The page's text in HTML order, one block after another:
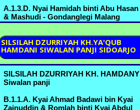
B.3.5.C. Muchammad Nur bin Mustofa
& Umi Kulsum bin Thoyyib B.6.1.B.
B.3.5.D. Nyai Mas Khodijah binti
Mustofa & Kyai Sahlan bin Kyai Amin -
Margorejo
B.3.5.E. Idris Mustofa bin Mustofa &
Sufiani, hula - Bureng
B.3.6.A. Nyai Sa'udah binti
Muchammad & Kyai Machmud bin
A.1.3.D. Nyai Hamidah binti Abu Hasan
& Mashudi - Gondanglegi Malang
A.2.1.A. Nyai Marhamah binti Muniroh
A.2.1.B. Nyai Rohmah binti Muniroh &
..........
A.2.1.C. Nyai Jamilah binti Muniroh &
Sarimo , Abd Mu'in
A.3.1.A. H. Mansyur bin ........ ( Belum )
SILSILAH DZURRIYAH KH.YA'QUB
HAMDANI SIWALAN PANJI SIDOARJO
SILSILAH DZURRIYAH KH. HAMDANY
Siwalan panji
B.1.1.A. Kyai Ahmad Badawi bin Kyai
Zainuddin & Romlah binti Kyai Abdul